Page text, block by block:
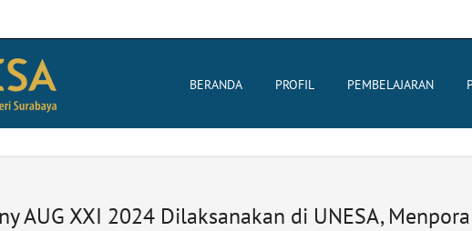
BERANDA PROFIL PEMBELAJARAN
AUG XXI 2024 Dilaksanakan di UNESA,